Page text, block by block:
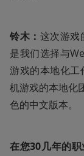
铃木： 这次游戏
是我们选择与
游戏的本地化工
机游戏的本地化
色的中文版本。
在您30几年的